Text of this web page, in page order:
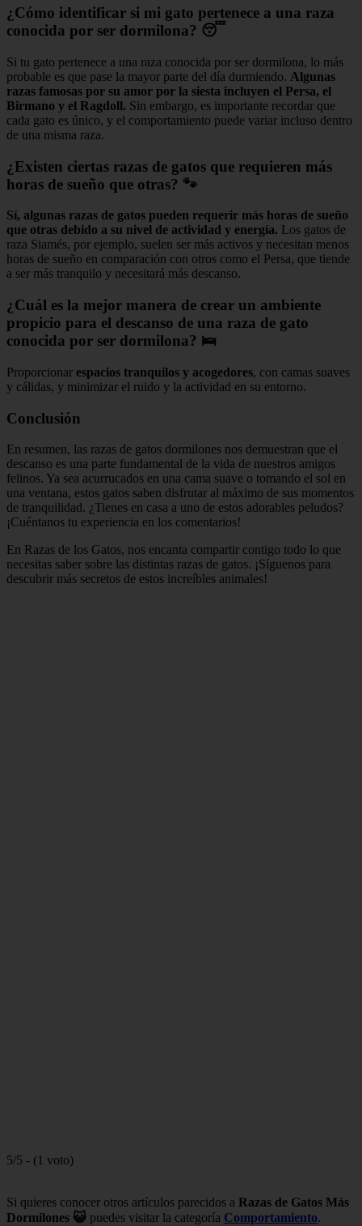
¿Cómo identificar si mi gato pertenece a una raza
conocida por ser dormilona? 😴
Si tu gato pertenece a una raza conocida por ser dormilona, lo más
probable es que pase la mayor parte del día durmiendo. Algunas
razas famosas por su amor por la siesta incluyen el Persa, el
Birmano y el Ragdoll. Sin embargo, es importante recordar que
cada gato es único, y el comportamiento puede variar incluso dentro
de una misma raza.
¿Existen ciertas razas de gatos que requieren más
horas de sueño que otras? 🐾
Sí, algunas razas de gatos pueden requerir más horas de sueño
que otras debido a su nivel de actividad y energía. Los gatos de
raza Siamés, por ejemplo, suelen ser más activos y necesitan menos
horas de sueño en comparación con otros como el Persa, que tiende
a ser más tranquilo y necesitará más descanso.
¿Cuál es la mejor manera de crear un ambiente
propicio para el descanso de una raza de gato
conocida por ser dormilona? 🛌
Proporcionar espacios tranquilos y acogedores, con camas suaves
y cálidas, y minimizar el ruido y la actividad en su entorno.
Conclusión
En resumen, las razas de gatos dormilones nos demuestran que el
descanso es una parte fundamental de la vida de nuestros amigos
felinos. Ya sea acurrucados en una cama suave o tomando el sol en
una ventana, estos gatos saben disfrutar al máximo de sus momentos
de tranquilidad. ¿Tienes en casa a uno de estos adorables peludos?
¡Cuéntanos tu experiencia en los comentarios!
En Razas de los Gatos, nos encanta compartir contigo todo lo que
necesitas saber sobre las distintas razas de gatos. ¡Síguenos para
descubrir más secretos de estos increíbles animales!
5/5 - (1 voto)
Si quieres conocer otros artículos parecidos a Razas de Gatos Más
Dormilones 😺 puedes visitar la categoría Comportamiento.